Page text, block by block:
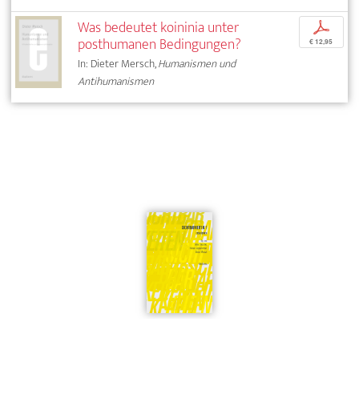
Was bedeutet koininia unter
posthumanen Bedingungen?
In: Dieter Mersch,Humanismen und
Antihumanismen
p
€ 12,95